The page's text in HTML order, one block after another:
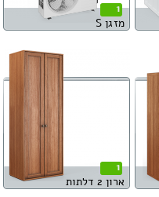
1
מזגן S
1
ארון 2 דלתות